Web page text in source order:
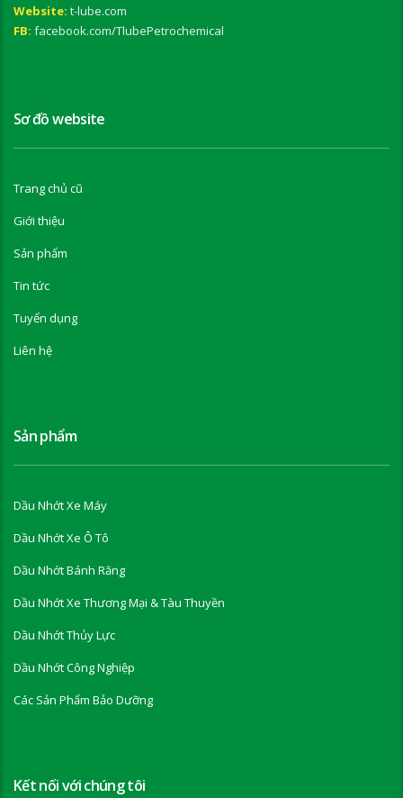
Website: t-lube.com
FB: facebook.com/TlubePetrochemical
Sơ đồ website
Trang chủ cũ
Giới thiệu
Sản phẩm
Tin tức
Tuyển dụng
Liên hệ
Sản phẩm
Dầu Nhớt Xe Máy
Dầu Nhớt Xe Ô Tô
Dầu Nhớt Bánh Răng
Dầu Nhớt Xe Thương Mại & Tàu Thuyền
Dầu Nhớt Thủy Lực
Dầu Nhớt Công Nghiệp
Các Sản Phẩm Bảo Dưỡng
Kết nối với chúng tôi